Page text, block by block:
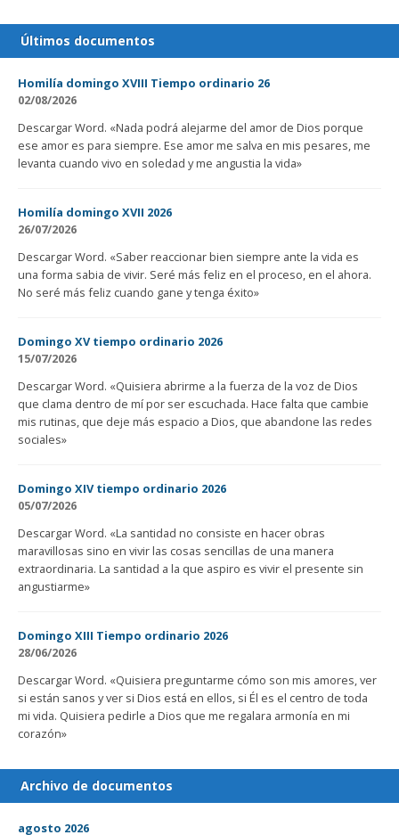
Últimos documentos
Homilía domingo XVIII Tiempo ordinario 26
02/08/2026
Descargar Word. «Nada podrá alejarme del amor de Dios porque
ese amor es para siempre. Ese amor me salva en mis pesares, me
levanta cuando vivo en soledad y me angustia la vida»
Homilía domingo XVII 2026
26/07/2026
Descargar Word. «Saber reaccionar bien siempre ante la vida es
una forma sabia de vivir. Seré más feliz en el proceso, en el ahora.
No seré más feliz cuando gane y tenga éxito»
Domingo XV tiempo ordinario 2026
15/07/2026
Descargar Word. «Quisiera abrirme a la fuerza de la voz de Dios
que clama dentro de mí por ser escuchada. Hace falta que cambie
mis rutinas, que deje más espacio a Dios, que abandone las redes
sociales»
Domingo XIV tiempo ordinario 2026
05/07/2026
Descargar Word. «La santidad no consiste en hacer obras
maravillosas sino en vivir las cosas sencillas de una manera
extraordinaria. La santidad a la que aspiro es vivir el presente sin
angustiarme»
Domingo XIII Tiempo ordinario 2026
28/06/2026
Descargar Word. «Quisiera preguntarme cómo son mis amores, ver
si están sanos y ver si Dios está en ellos, si Él es el centro de toda
mi vida. Quisiera pedirle a Dios que me regalara armonía en mi
corazón»
Archivo de documentos
agosto 2026